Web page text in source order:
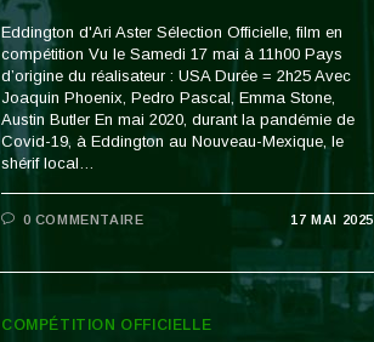
Eddington d'Ari Aster Sélection Officielle, film en
compétition Vu le Samedi 17 mai à 11h00 Pays
d’origine du réalisateur : USA Durée = 2h25 Avec
Joaquin Phoenix, Pedro Pascal, Emma Stone,
Austin Butler En mai 2020, durant la pandémie de
Covid-19, à Eddington au Nouveau-Mexique, le
shérif local…
0 COMMENTAIRE 17 MAI 2025
COMPÉTITION OFFICIELLE